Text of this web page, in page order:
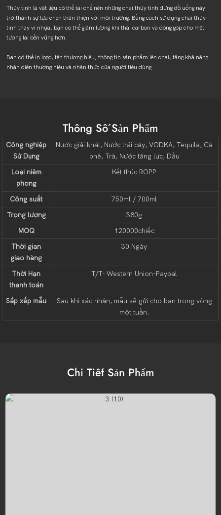
Thủy tinh là vật liệu có thể tái chế nên những chai thủy tinh đựng đồ uống này
trở thành sự lựa chọn thân thiện với môi trường. Bằng cách sử dụng chai thủy
tinh thay vì nhựa, bạn có thể giảm lượng khí thải carbon và đóng góp cho một
tương lai bền vững hơn.
Bạn có thể in logo, tên thương hiệu, thông tin sản phẩm lên chai, tăng khả năng
nhận diện thương hiệu và nhận thức của người tiêu dùng.
Thông Số Sản Phẩm
Công nghiệp
Sử Dụng
Nước giải khát, Nước trái cây, VODKA, Tequila, Cà
phê, Trà, Nước tăng lực, Dầu
Loại niêm
phong
Kết thúc ROPP
Công suất
750ml / 700ml
Trọng lượng
380g
MOQ
120000chiếc
Thời gian
giao hàng
30 Ngày
Thời Hạn
thanh toán
T/T- Western Union-Paypal
Sắp xếp mẫu
Sau khi xác nhận, mẫu sẽ gửi cho bạn trong vòng
một tuần.
Chi Tiết Sản Phẩm